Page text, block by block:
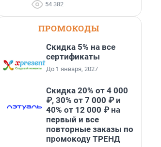
54 382
ПРОМОКОДЫ
Скидка 5% на все
сертификаты
До 1 января, 2027
Скидка 20% от 4 000
₽, 30% от 7 000 ₽ и
40% от 12 000 ₽ на
первый и все
повторные заказы по
промокоду ТРЕНД